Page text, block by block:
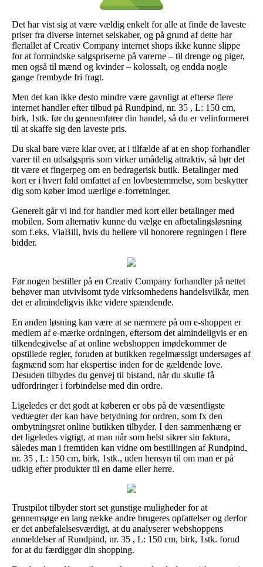
Det har vist sig at være vældig enkelt for alle at finde de laveste
priser fra diverse internet selskaber, og på grund af dette har
flertallet af Creativ Company internet shops ikke kunne slippe
for at formindske salgspriserne på varerne – til drenge og piger,
men også til mænd og kvinder – kolossalt, og endda nogle
gange frembyde fri fragt.
Men det kan ikke desto mindre være gavnligt at efterse flere
internet handler efter tilbud på Rundpind, nr. 35 , L: 150 cm,
birk, 1stk. før du gennemfører din handel, så du er velinformeret
til at skaffe sig den laveste pris.
Du skal bare være klar over, at i tilfælde af at en shop forhandler
varer til en udsalgspris som virker umådelig attraktiv, så bør det
tit være et fingerpeg om en bedragerisk butik. Betalinger med
kort er i hvert fald omfattet af en lovbestemmelse, som beskytter
dig som køber imod uærlige e-forretninger.
Generelt går vi ind for handler med kort eller betalinger med
mobilen. Som alternativ kunne du vælge en afbetalingsløsning
som f.eks. ViaBill, hvis du hellere vil honorere regningen i flere
bidder.
Før nogen bestiller på en Creativ Company forhandler på nettet
behøver man utvivlsomt tyde virksomhedens handelsvilkår, men
det er almindeligvis ikke videre spændende.
En anden løsning kan være at se nærmere på om e-shoppen er
medlem af e-mærke ordningen, eftersom det almindeligvis er en
tilkendegivelse af at online webshoppen imødekommer de
opstillede regler, foruden at butikken regelmæssigt undersøges af
fagmænd som har ekspertise inden for de gældende love.
Desuden tilbydes du genvej til bistand, når du skulle få
udfordringer i forbindelse med din ordre.
Ligeledes er det godt at køberen er obs på de væsentligste
vedtægter der kan have betydning for ordren, som fx den
ombytningsret online butikken tilbyder. I den sammenhæng er
det ligeledes vigtigt, at man når som helst sikrer sin faktura,
således man i fremtiden kan vidne om bestillingen af Rundpind,
nr. 35 , L: 150 cm, birk, 1stk., uden hensyn til om man er på
udkig efter produkter til en dame eller herre.
Trustpilot tilbyder stort set gunstige muligheder for at
gennemsøge en lang række andre brugeres opfattelser og derfor
er det anbefalelsesværdigt, at du analyserer webshoppens
anmeldelser af Rundpind, nr. 35 , L: 150 cm, birk, 1stk. forud
for at du færdiggør din shopping.